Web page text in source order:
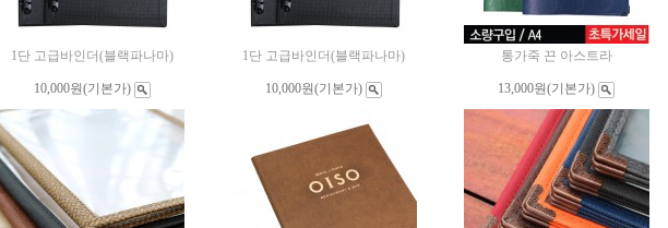
1단 고급바인더(블랙파나마)
10,000원(기본가)
1단 고급바인더(블랙파나마)
10,000원(기본가)
통가죽 끈 아스트라
13,000원(기본가)